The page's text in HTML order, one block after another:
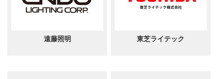
遠藤照明 東芝ライテック